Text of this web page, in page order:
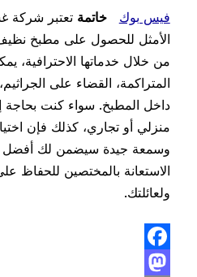
فيس بوك خاتمةتعتبر شركة
الأمثل للحصول على مطبخ نظيف
من خلال خدماتها الاحترافية،
المتراكمة، القضاء على الجراثيم،
داخل المطبخ. سواء كنت بحاجة
منزلي أو تجاري، كذلك فإن
وسمعة جيدة سيضمن لك أفضل
الاستعانة بالمختصين للحفاظ على
ولعائلتك.
Facebook